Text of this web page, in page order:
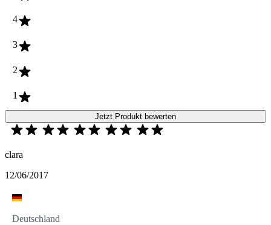
4
3
2
1
Jetzt Produkt bewerten
clara
12/06/2017
Deutschland